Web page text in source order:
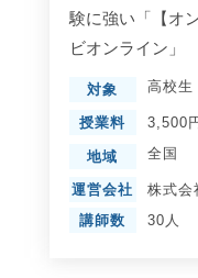
験に強い「【オ
ビオンライン」
対象 高校生
授業料 3,500
地域 全国
運営会社
株式会
講師数
30人